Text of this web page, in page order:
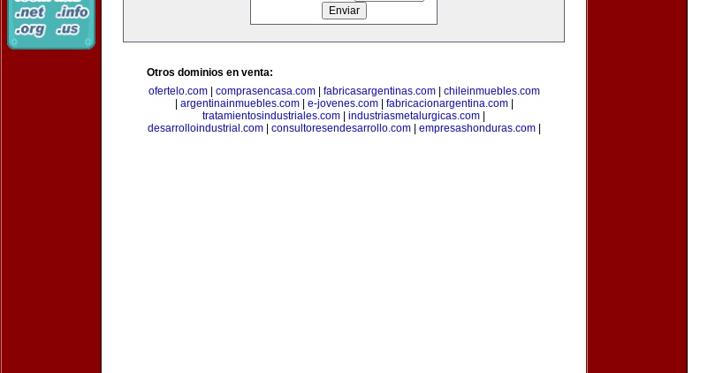
Otros dominios en venta:
ofertelo.com| comprasencasa.com| fabricasargentinas.com| chileinmuebles.com
argentinainmuebles.com| e-jovenes.com| fabricacionargentina.com|
tratamientosindustriales.com
industriasmetalurgicas.com
desarrolloindustrial.com| consultoresendesarrollo.com| empresashonduras.com|